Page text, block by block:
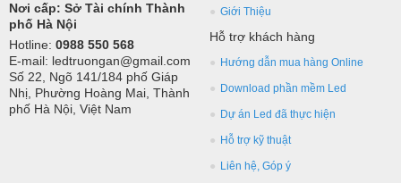
Nơi cấp: Sở Tài chính Thành
phố Hà Nội
Hotline: 0988 550 568
E-mail: ledtruongan@gmail.com
Số 22, Ngõ 141/184 phố Giáp
Nhị, Phường Hoàng Mai, Thành
phố Hà Nội, Việt Nam
Giới Thiệu
Hỗ trợ khách hàng
Hướng dẫn mua hàng Online
Download phần mềm Led
Dự án Led đã thực hiện
Hỗ trợ kỹ thuật
Liên hệ, Góp ý